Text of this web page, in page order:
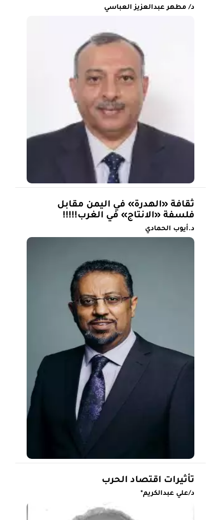
د/ مطهر عبدالعزيز العباسي
ثقافة «الهدرة» في اليمن مقابل
فلسفة «الانتاج» في الغرب!!!!!
د.أيوب الحمادي
تأثيرات اقتصاد الحرب
د/علي عبدالكريم*